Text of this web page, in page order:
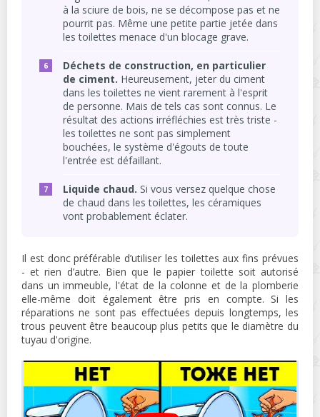
à la sciure de bois, ne se décompose pas et ne
pourrit pas. Même une petite partie jetée dans
les toilettes menace d'un blocage grave.
Déchets de construction, en particulier
de ciment. Heureusement, jeter du ciment
dans les toilettes ne vient rarement à l'esprit
de personne. Mais de tels cas sont connus. Le
résultat des actions irréfléchies est très triste -
les toilettes ne sont pas simplement
bouchées, le système d'égouts de toute
l'entrée est défaillant.
Liquide chaud. Si vous versez quelque chose
de chaud dans les toilettes, les céramiques
vont probablement éclater.
Il est donc préférable d’utiliser les toilettes aux fins prévues
- et rien d’autre. Bien que le papier toilette soit autorisé
dans un immeuble, l'état de la colonne et de la plomberie
elle-même doit également être pris en compte. Si les
réparations ne sont pas effectuées depuis longtemps, les
trous peuvent être beaucoup plus petits que le diamètre du
tuyau d'origine.